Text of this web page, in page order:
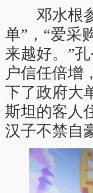
邓水根参
单”，“爱采
来越好。”
户信任倍增
下了政府大
斯坦的客人
汉子不禁自